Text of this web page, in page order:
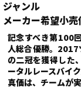
ジャンル
メーカー希望小売
記念すべき第100
人総合優勝。2017
の二冠を獲得した
ータルレースバイ
真価は、チームが